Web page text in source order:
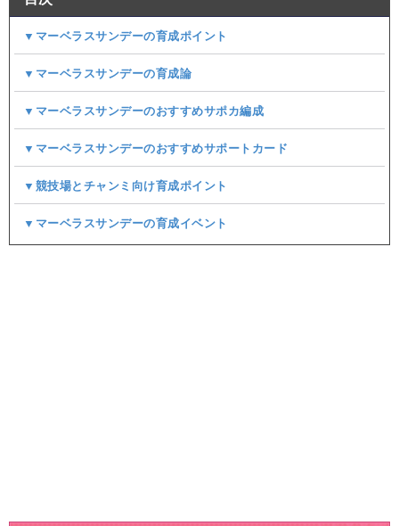
▼マーベラスサンデーの育成ポイント
▼マーベラスサンデーの育成論
▼マーベラスサンデーのおすすめサポカ編成
▼マーベラスサンデーのおすすめサポートカード
▼競技場とチャンミ向け育成ポイント
▼マーベラスサンデーの育成イベント